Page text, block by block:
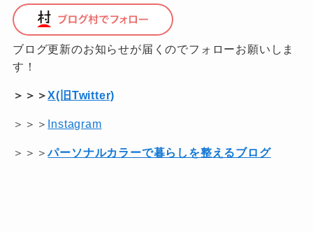
ブログ更新のお知らせが届くのでフォローお願いしま
す！
＞＞＞X(旧Twitter)
＞＞＞ Instagram
＞＞＞パーソナルカラーで暮らしを整えるブログ